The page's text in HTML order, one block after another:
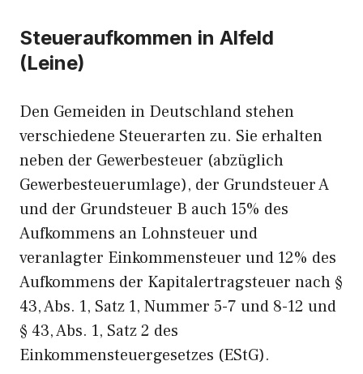
Steueraufkommen in Alfeld
(Leine)
Den Gemeiden in Deutschland stehen
verschiedene Steuerarten zu. Sie erhalten
neben der Gewerbesteuer (abzüglich
Gewerbesteuerumlage), der Grundsteuer A
und der Grundsteuer B auch 15% des
Aufkommens an Lohnsteuer und
veranlagter Einkommensteuer und 12% des
Aufkommens der Kapitalertragsteuer nach §
43, Abs. 1, Satz 1, Nummer 5-7 und 8-12 und
§ 43, Abs. 1, Satz 2 des
Einkommensteuergesetzes (EStG).